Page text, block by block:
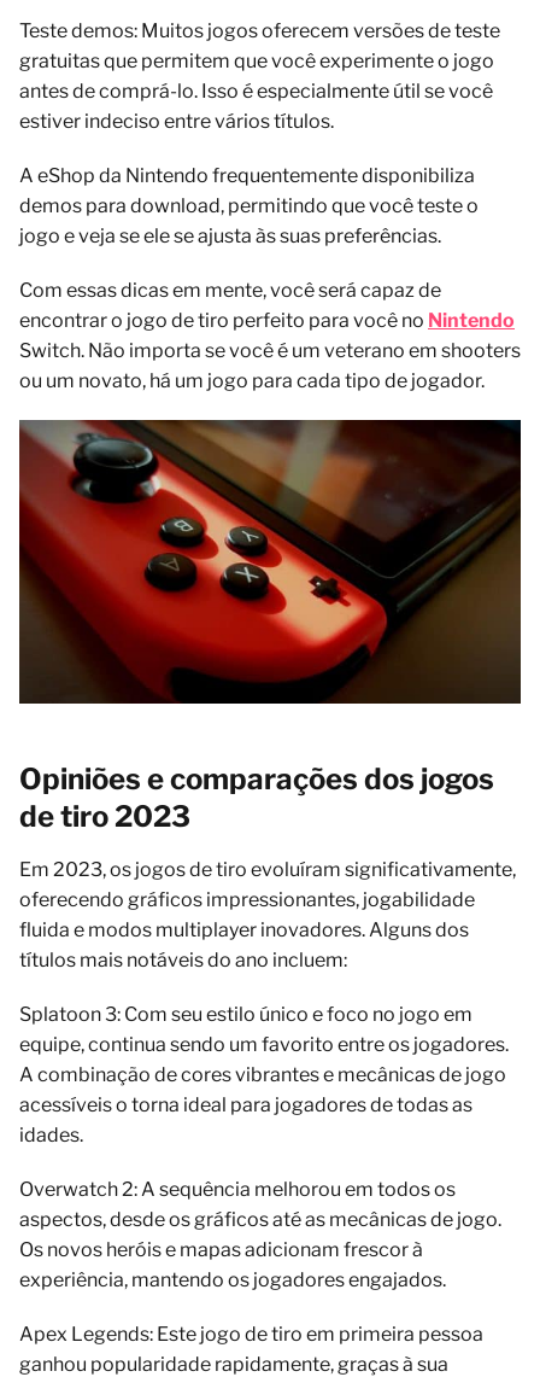
Teste demos: Muitos jogos oferecem versões de teste
gratuitas que permitem que você experimente o jogo
antes de comprá-lo. Isso é especialmente útil se você
estiver indeciso entre vários títulos.
A eShop da Nintendo frequentemente disponibiliza
demos para download, permitindo que você teste o
jogo e veja se ele se ajusta às suas preferências.
Com essas dicas em mente, você será capaz de
encontrar o jogo de tiro perfeito para você no Nintendo
Switch. Não importa se você é um veterano em shooters
ou um novato, há um jogo para cada tipo de jogador.
Opiniões e comparações dos jogos
de tiro 2023
Em 2023, os jogos de tiro evoluíram significativamente,
oferecendo gráficos impressionantes, jogabilidade
fluida e modos multiplayer inovadores. Alguns dos
títulos mais notáveis do ano incluem:
Splatoon 3: Com seu estilo único e foco no jogo em
equipe, continua sendo um favorito entre os jogadores.
A combinação de cores vibrantes e mecânicas de jogo
acessíveis o torna ideal para jogadores de todas as
idades.
Overwatch 2: A sequência melhorou em todos os
aspectos, desde os gráficos até as mecânicas de jogo.
Os novos heróis e mapas adicionam frescor à
experiência, mantendo os jogadores engajados.
Apex Legends: Este jogo de tiro em primeira pessoa
ganhou popularidade rapidamente, graças à sua